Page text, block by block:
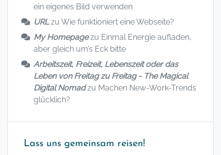
ein eigenes Bild verwenden
URLzu Wie funktioniert eine Webseite?
My Homepagezu Einmal Energie aufladen,
aber gleich um’s Eck bitte
Arbeitszeit, Freizeit, Lebenszeit oder das
Leben von Freitag zu Freitag - The Magical
Digital Nomadzu Machen New-Work-Trends
glücklich?
Lass uns gemeinsam reisen!